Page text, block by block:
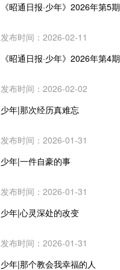
《昭通日报·少年》2026年第5期
发布时间：2026-02-11
《昭通日报·少年》2026年第4期
发布时间：2026-02-02
少年|那次经历真难忘
发布时间：2026-01-31
少年|一件自豪的事
发布时间：2026-01-31
少年|心灵深处的改变
发布时间：2026-01-31
少年|那个教会我幸福的人